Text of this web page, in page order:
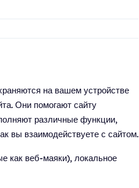
на вашем устройстве
Они помогают сайту
различные функции,
вы взаимодействуете с сайтом.
как веб-маяки), локальное